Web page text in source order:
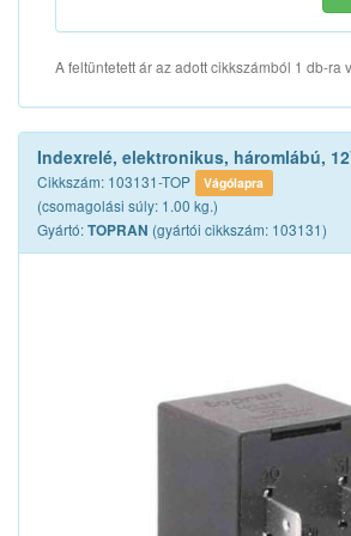
A feltüntetett ár az adott cikkszámból 1 db-ra
Indexrelé, elektronikus, háromlábú,
Cikkszám: 103131-TOP Vágólapra
(csomagolási súly: 1.00 kg.)
Gyártó:TOPRAN (gyártói cikkszám: 103131)